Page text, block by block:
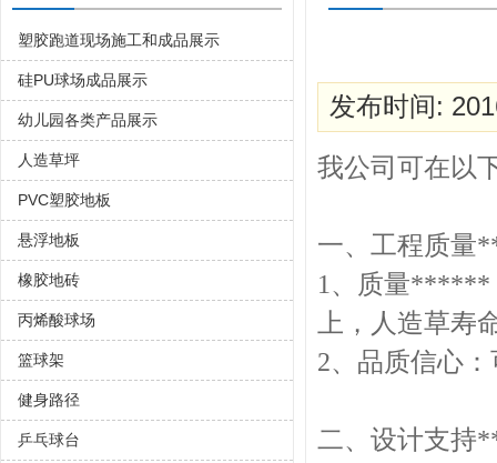
塑胶跑道现场施工和成品展示
硅PU球场成品展示
幼儿园各类产品展示
人造草坪
PVC塑胶地板
悬浮地板
橡胶地砖
丙烯酸球场
篮球架
健身路径
乒乓球台
发布时间:
我公司可在以
一、工程质量
1、质量******
上，人造草寿
2、品质信心
二、设计支持